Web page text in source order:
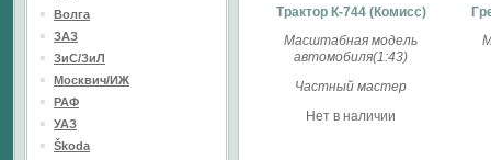
Трактор К-744 (Комисс)
Масштабная модель
автомобиля(1:43)
Частный мастер
Нет в наличии
Волга
ЗАЗ
ЗиС/ЗиЛ
Москвич/ИЖ
РАФ
УАЗ
Škoda